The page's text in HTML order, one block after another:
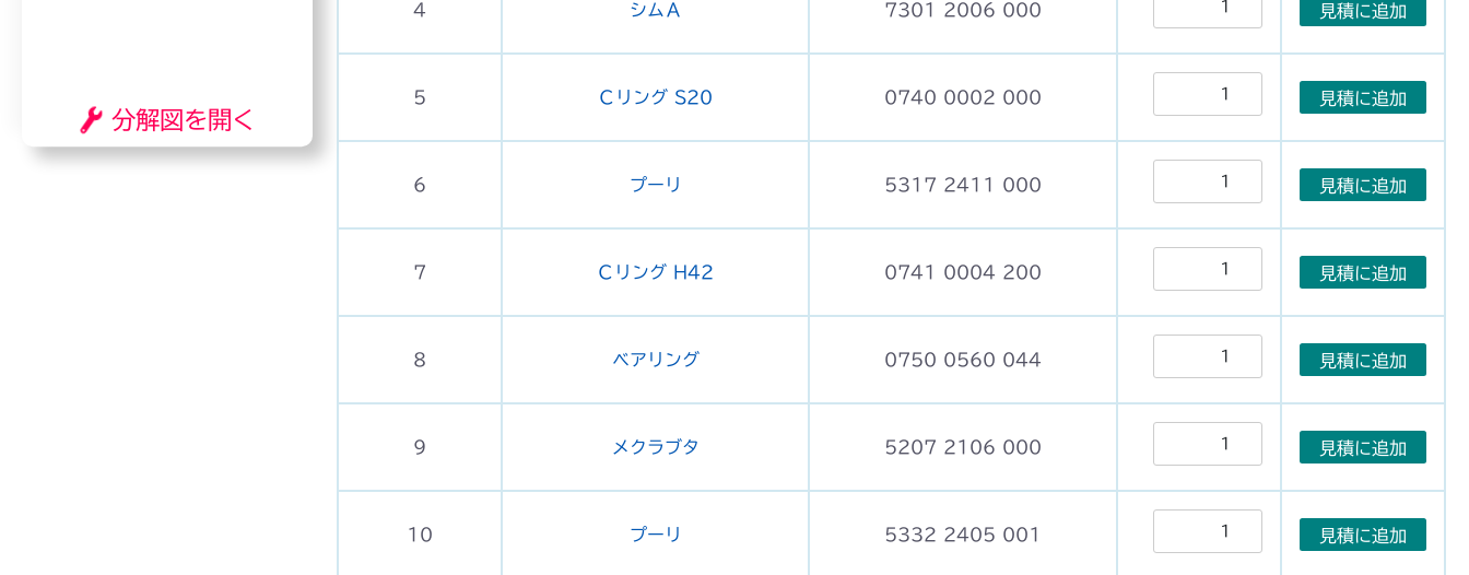
分解図を開く
4 シムＡ 7301 2006 000 見積に追加
5 Ｃリング S20 0740 0002 000 見積に追加
6 プーリ 5317 2411 000 見積に追加
7 Ｃリング H42 0741 0004 200 見積に追加
8 ベアリング 0750 0560 044 見積に追加
9 メクラブタ 5207 2106 000 見積に追加
10 プーリ 5332 2405 001 見積に追加